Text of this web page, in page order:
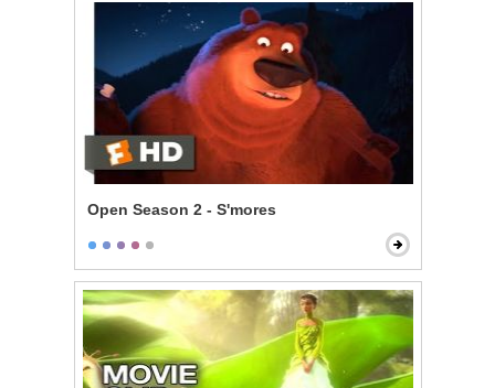
Open Season 2 - S'mores